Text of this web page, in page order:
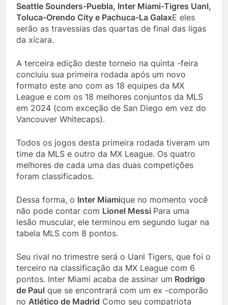
Seattle Sounders-Puebla, Inter Miami-Tigres Uanl,
Toluca-Orendo City e Pachuca-La GalaxE eles
serão as travessias das quartas de final das ligas
da xícara.
A terceira edição deste torneio na quinta -feira
concluiu sua primeira rodada após um novo
formato este ano com as 18 equipes da MX
League e com os 18 melhores conjuntos da MLS
em 2024 (com exceção de San Diego em vez do
Vancouver Whitecaps).
Todos os jogos desta primeira rodada tiveram um
time da MLS e outro da MX League. Os quatro
melhores de cada uma das duas competições
foram classificados.
Dessa forma, o Inter Miamique no momento você
não pode contar com Lionel Messi Para uma
lesão muscular, ele terminou em segundo lugar na
tabela MLS com 8 pontos.
Seu rival no trimestre será o Uanl Tigers, que foi o
terceiro na classificação da MX League com 6
pontos. Inter Miami acaba de assinar um Rodrigo
de Paul que se encontrará com um ex -comporão
no Atlético de Madrid Como seu compatriota